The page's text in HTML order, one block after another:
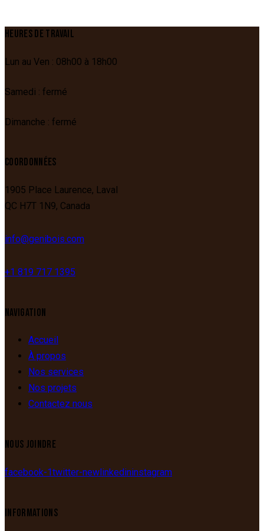
HEURES DE TRAVAIL
Lun au Ven : 08h00 à 18h00
Samedi : fermé
Dimanche : fermé
COORDONNÉES
1905 Place Laurence, Laval
QC H7T 1N9, Canada
info@genibois.com
+1 819 717 1395
NAVIGATION
Accueil
À propos
Nos services
Nos projets
Contactez nous
NOUS JOINDRE
facebook-1twitter-newlinkedininstagram
INFORMATIONS